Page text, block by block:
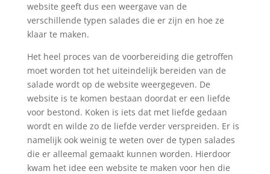
website geeft dus een weergave van de
verschillende typen salades die er zijn en hoe ze
klaar te maken.
Het heel proces van de voorbereiding die getroffen
moet worden tot het uiteindelijk bereiden van de
salade wordt op de website weergegeven. De
website is te komen bestaan doordat er een liefde
voor bestond. Koken is iets dat met liefde gedaan
wordt en wilde zo de liefde verder verspreiden. Er is
namelijk ook weinig te weten over de typen salades
die er alleemal gemaakt kunnen worden. Hierdoor
kwam het idee een website te maken voor hen die